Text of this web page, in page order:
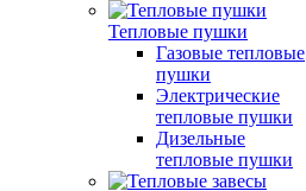
Тепловые пушки
Газовые тепловые
пушки
Электрические
тепловые пушки
Дизельные
тепловые пушки